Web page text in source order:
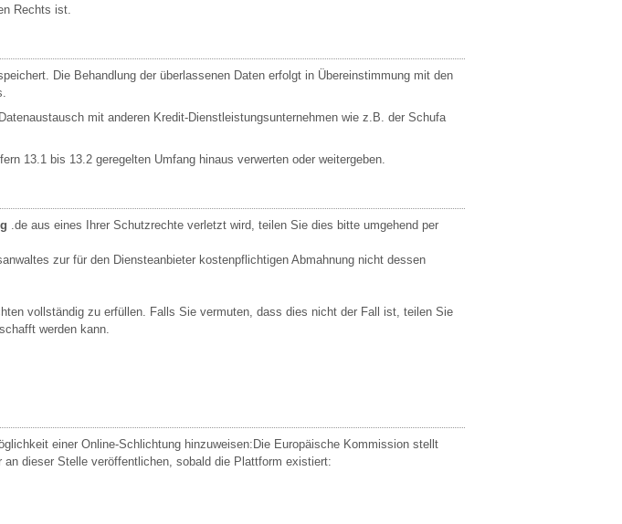
Rechts ist.
Die Behandlung der überlassenen Daten erfolgt in Übereinstimmung mit den
mit anderen Kredit-Dienstleistungsunternehmen wie z.B. der Schufa
13.1 bis 13.2 geregelten Umfang hinaus verwerten oder weitergeben.
.de aus eines Ihrer Schutzrechte verletzt wird, teilen Sie dies bitte umgehend per
zur für den Diensteanbieter kostenpflichtigen Abmahnung nicht dessen
vollständig zu erfüllen. Falls Sie vermuten, dass dies nicht der Fall ist, teilen Sie
werden kann.
einer Online-Schlichtung hinzuweisen:Die Europäische Kommission stellt
dieser Stelle veröffentlichen, sobald die Plattform existiert: